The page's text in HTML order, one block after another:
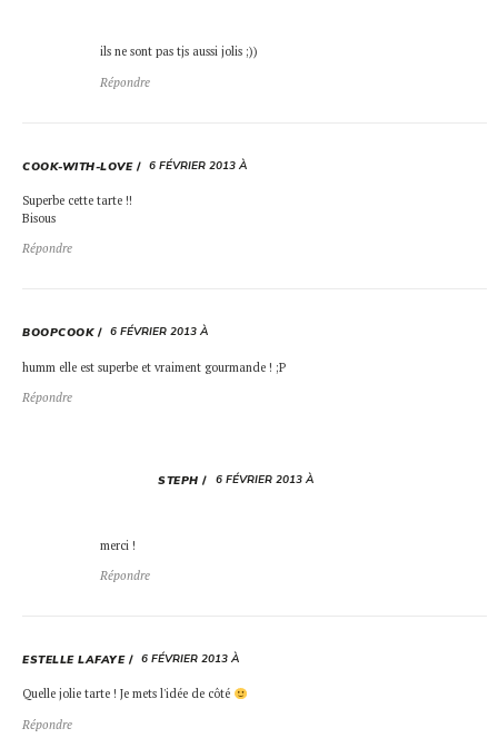
ils ne sont pas tjs aussi jolis ;))
Répondre
COOK-WITH-LOVE 6 FÉVRIER 2013 À
Superbe cette tarte !!
Bisous
Répondre
BOOPCOOK 6 FÉVRIER 2013 À
humm elle est superbe et vraiment gourmande ! ;P
Répondre
STEPH 6 FÉVRIER 2013 À
merci !
Répondre
ESTELLE LAFAYE 6 FÉVRIER 2013 À
Quelle jolie tarte ! Je mets l'idée de côté
Répondre